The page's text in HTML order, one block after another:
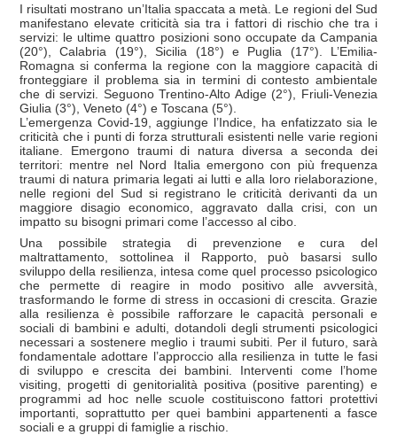
I risultati mostrano un’Italia spaccata a metà. Le regioni del Sud
manifestano elevate criticità sia tra i fattori di rischio che tra i
servizi: le ultime quattro posizioni sono occupate da Campania
(20°), Calabria (19°), Sicilia (18°) e Puglia (17°). L’Emilia-
Romagna si conferma la regione con la maggiore capacità di
fronteggiare il problema sia in termini di contesto ambientale
che di servizi. Seguono Trentino-Alto Adige (2°), Friuli-Venezia
Giulia (3°), Veneto (4°) e Toscana (5°).
L’emergenza Covid-19, aggiunge l’Indice, ha enfatizzato sia le
criticità che i punti di forza strutturali esistenti nelle varie regioni
italiane. Emergono traumi di natura diversa a seconda dei
territori: mentre nel Nord Italia emergono con più frequenza
traumi di natura primaria legati ai lutti e alla loro rielaborazione,
nelle regioni del Sud si registrano le criticità derivanti da un
maggiore disagio economico, aggravato dalla crisi, con un
impatto su bisogni primari come l’accesso al cibo.
Una possibile strategia di prevenzione e cura del
maltrattamento, sottolinea il Rapporto, può basarsi sullo
sviluppo della resilienza, intesa come quel processo psicologico
che permette di reagire in modo positivo alle avversità,
trasformando le forme di stress in occasioni di crescita. Grazie
alla resilienza è possibile rafforzare le capacità personali e
sociali di bambini e adulti, dotandoli degli strumenti psicologici
necessari a sostenere meglio i traumi subiti. Per il futuro, sarà
fondamentale adottare l’approccio alla resilienza in tutte le fasi
di sviluppo e crescita dei bambini. Interventi come l’home
visiting, progetti di genitorialità positiva (positive parenting) e
programmi ad hoc nelle scuole costituiscono fattori protettivi
importanti, soprattutto per quei bambini appartenenti a fasce
sociali e a gruppi di famiglie a rischio.